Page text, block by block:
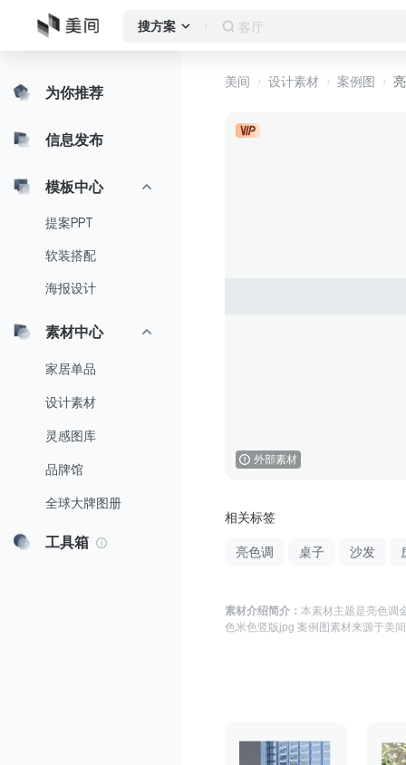
搜方案 客厅
为你推荐
信息发布
模板中心
提案PPT
软装搭配
海报设计
素材中心
家居单品
设计素材
灵感图库
品牌馆
全球大牌图册
工具箱
美间 设计素材 案例图
外部素材
相关标签
亮色调 桌子 沙发
素材介绍简介：本素材主题是亮色调
色米色竖版jpg 案例图 素材来源于美